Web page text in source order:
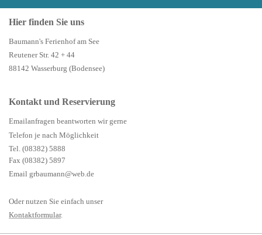
Hier finden Sie uns
Baumann's Ferienhof am See
Reutener Str. 42 + 44
88142 Wasserburg (Bodensee)
Kontakt und Reservierung
Emailanfragen beantworten wir gerne
Telefon je nach Möglichkeit
Tel. (08382) 5888
Fax (08382) 5897
Email grbaumann@web.de
Oder nutzen Sie einfach unser
Kontaktformular.